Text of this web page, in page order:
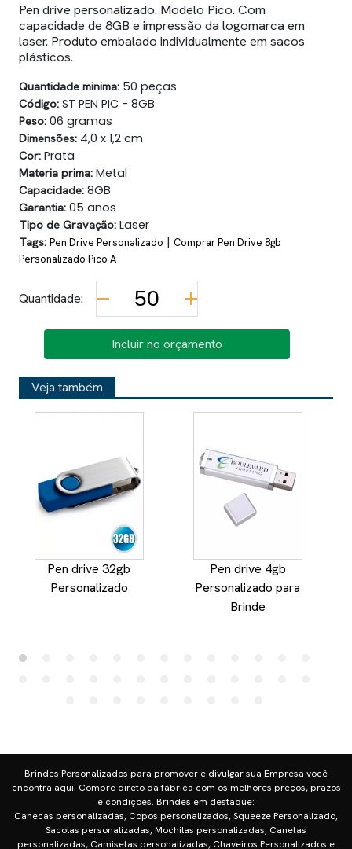
Pen drive personalizado. Modelo Pico. Com
capacidade de 8GB e impressão da logomarca em
laser. Produto embalado individualmente em sacos
plásticos.
Quantidade minima: 50 peças
Código: ST PEN PIC - 8GB
Peso: 06 gramas
Dimensões: 4,0 x 1,2 cm
Cor: Prata
Materia prima: Metal
Capacidade: 8GB
Garantia: 05 anos
Tipo de Gravação: Laser
Tags: Pen Drive Personalizado | Comprar Pen Drive 8gb
Personalizado Pico A
Quantidade:
Incluir no orçamento
Veja também
Pen drive 32gb
Personalizado
Pen drive 4gb
Personalizado para
Brinde
Brindes Personalizados para promover e divulgar sua Empresa você
encontra aqui. Compre direto da fábrica com os melhores preços, prazos
e condições. Brindes em destaque:
Canecas personalizadas, Copos personalizados, Squeeze Personalizado,
Sacolas personalizadas, Mochilas personalizadas, Canetas
personalizadas, Camisetas personalizadas, Chaveiros Personalizados e